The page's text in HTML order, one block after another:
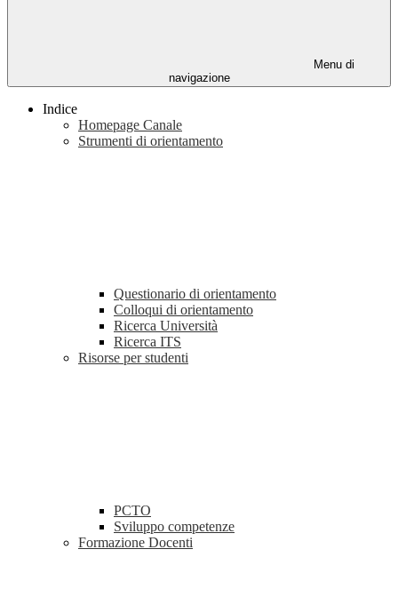
Menu di
navigazione
Indice
Homepage Canale
Strumenti di orientamento
Questionario di orientamento
Colloqui di orientamento
Ricerca Università
Ricerca ITS
Risorse per studenti
PCTO
Sviluppo competenze
Formazione Docenti